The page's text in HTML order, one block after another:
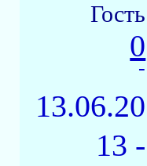
Гость
0
-
13.06.20
13 -